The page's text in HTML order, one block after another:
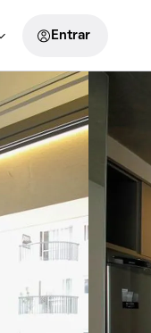
Entrar